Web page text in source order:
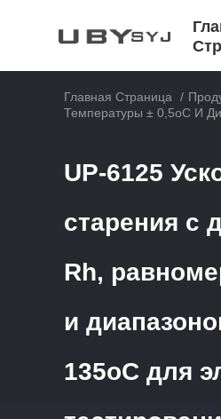
Главная Страница /
Температуры ± 0,5oC И
UP-6125
старения с
Rh,
и
135oC для